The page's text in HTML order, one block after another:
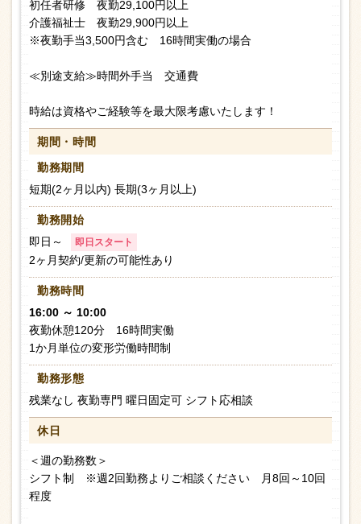
初任者研修 夜勤29,100円以上
介護福祉士 夜勤29,900円以上
※夜勤手当3,500円含む 16時間実働の場合
≪別途支給≫時間外手当 交通費
時給は資格やご経験等を最大限考慮いたします！
期間・時間
勤務期間
短期(2ヶ月以内) 長期(3ヶ月以上)
勤務開始
即日～
即日スタート
2ヶ月契約/更新の可能性あり
勤務時間
16:00 ～ 10:00
夜勤休憩120分 16時間実働
1か月単位の変形労働時間制
勤務形態
残業なし 夜勤専門 曜日固定可 シフト応相談
休日
＜週の勤務数＞
シフト制 ※週2回勤務よりご相談ください 月8回～10回
程度